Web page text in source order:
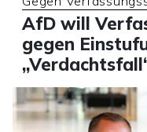
AfD will
gegen